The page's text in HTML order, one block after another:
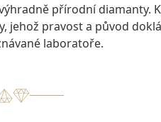
přírodní diamanty.
jehož pravost a původ
laboratoře.